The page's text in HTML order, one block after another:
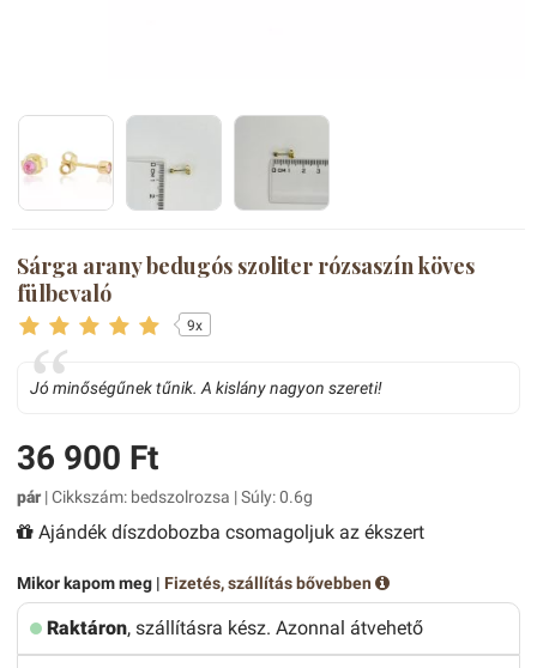
Sárga arany bedugós szoliter rózsaszín köves
fülbevaló
9x
Jó minőségűnek tűnik. A kislány nagyon szereti!
36 900 Ft
pár | Cikkszám: bedszolrozsa | Súly: 0.6g
Ajándék díszdobozba csomagoljuk az ékszert
Mikor kapom meg | Fizetés, szállítás bővebben
Raktáron, szállításra kész. Azonnal átvehető